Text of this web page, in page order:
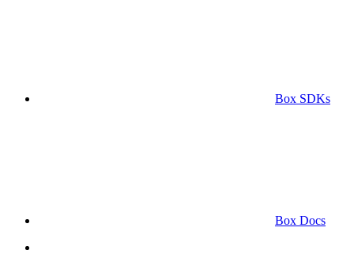
Box SDKs
Box Docs